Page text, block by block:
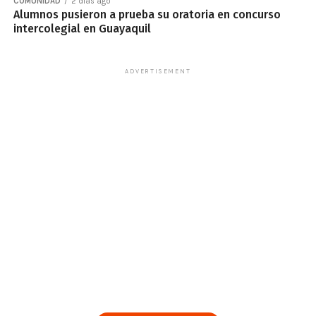
Alumnos pusieron a prueba su oratoria en concurso
intercolegial en Guayaquil
ADVERTISEMENT